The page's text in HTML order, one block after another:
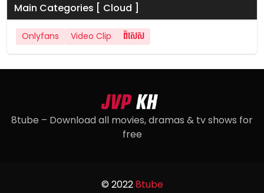
Main Categories [ Cloud ]
Onlyfans Video Clip ពិសេស
8tube – Download all movies, dramas & tv shows for
free
© 20228tube